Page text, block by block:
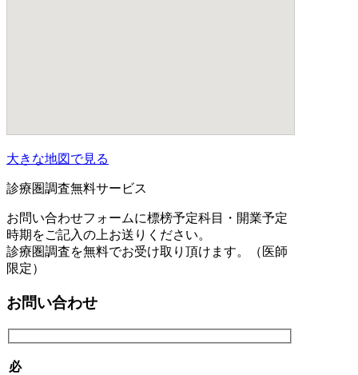
大きな地図で見る
診療圏調査無料サービス
お問い合わせフォームに標榜予定科目・開業予定
時期をご記入の上お送りください。
診療圏調査を無料でお受け取り頂けます。（医師
限定）
お問い合わせ
必